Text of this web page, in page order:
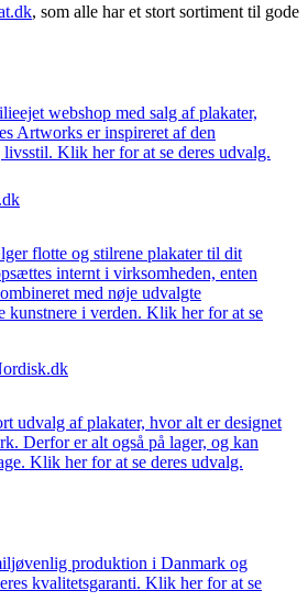
, som alle har et stort sortiment til gode
webshop med salg af plakater,
Artworks er inspireret af den
Klik her for at se deres udvalg.
flotte og stilrene plakater til dit
internt i virksomheden, enten
med nøje udvalgte
kunstnere i verden. Klik her for at se
udvalg af plakater, hvor alt er designet
Derfor er alt også på lager, og kan
Klik her for at se deres udvalg.
produktion i Danmark og
kvalitetsgaranti. Klik her for at se